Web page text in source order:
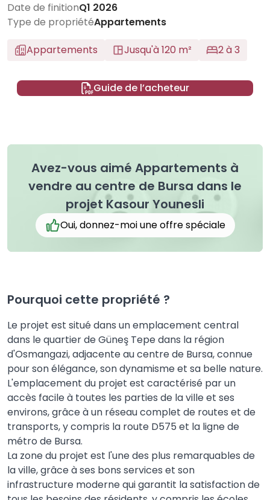
Date de finitionQ1 2026
Type de propriétéAppartements
Appartements
Jusqu'à 120 m² 2 à 3
Guide de l’acheteur
Avez-vous aimé Appartements à
vendre au centre de Bursa dans le
projet Kasour Younesli
Oui, donnez-moi une offre spéciale
Pourquoi cette propriété ?
Le projet est situé dans un emplacement central
dans le quartier de Güneş Tepe dans la région
d'Osmangazi, adjacente au centre de Bursa, connue
pour son élégance, son dynamisme et sa belle nature.
L'emplacement du projet est caractérisé par un
accès facile à toutes les parties de la ville et ses
environs, grâce à un réseau complet de routes et de
transports, y compris la route D575 et la ligne de
métro de Bursa.
La zone du projet est l'une des plus remarquables de
la ville, grâce à ses bons services et son
infrastructure moderne qui garantit la satisfaction de